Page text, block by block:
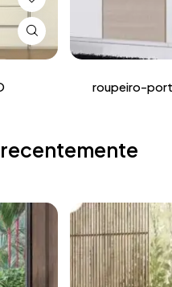
roupeiro-